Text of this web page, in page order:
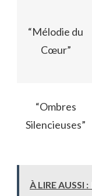
“Mélodie du
Cœur”
“Ombres
Silencieuses”
À LIRE AUSSI :